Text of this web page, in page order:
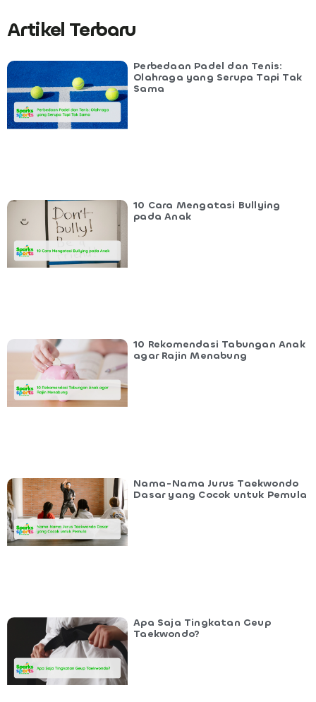
Artikel Terbaru
Perbedaan Padel dan Tenis:
Olahraga yang Serupa Tapi Tak
Sama
10 Cara Mengatasi Bullying
pada Anak
10 Rekomendasi Tabungan Anak
agar Rajin Menabung
Nama-Nama Jurus Taekwondo
Dasar yang Cocok untuk Pemula
Apa Saja Tingkatan Geup
Taekwondo?